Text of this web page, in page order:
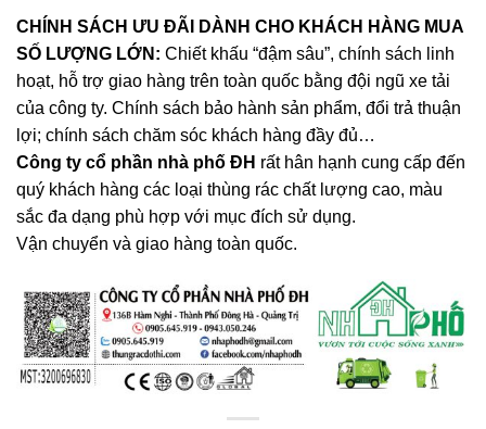
CHÍNH SÁCH ƯU ĐÃI DÀNH CHO KHÁCH HÀNG MUA
SỐ LƯỢNG LỚN: Chiết khấu “đậm sâu”, chính sách linh
hoạt, hỗ trợ giao hàng trên toàn quốc bằng đội ngũ xe tải
của công ty. Chính sách bảo hành sản phẩm, đổi trả thuận
lợi; chính sách chăm sóc khách hàng đầy đủ…
Công ty cổ phần nhà phố ĐH rất hân hạnh cung cấp đến
quý khách hàng các loại thùng rác chất lượng cao, màu
sắc đa dạng phù hợp với mục đích sử dụng.
Vận chuyển và giao hàng toàn quốc.